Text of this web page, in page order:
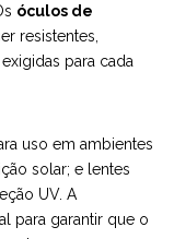
óculos de
resistentes,
para cada
uso em ambientes
solar; e lentes
UV. A
para garantir que o